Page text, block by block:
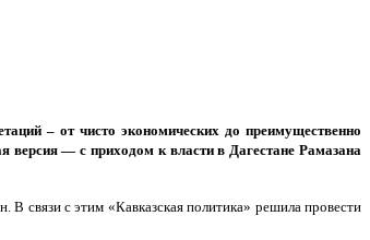
– от чисто экономических до преимущественно
версия — с приходом к власти в Дагестане Рамазана
связи с этим «Кавказская политика» решила провести